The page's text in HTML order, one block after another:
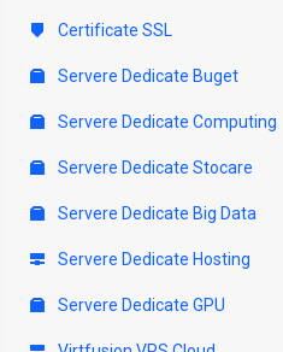
Certificate SSL
Servere Dedicate Buget
Servere Dedicate Computing
Servere Dedicate Stocare
Servere Dedicate Big Data
Servere Dedicate Hosting
Servere Dedicate GPU